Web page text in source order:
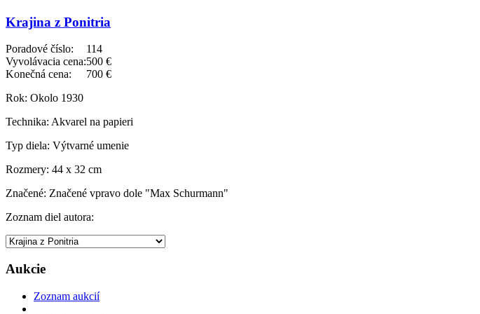
Krajina z Ponitria
Poradové číslo:
114
Vyvolávacia cena:500 €
Konečná cena:
700 €
Rok: Okolo 1930
Technika: Akvarel na papieri
Typ diela: Výtvarné umenie
Rozmery: 44 x 32 cm
Značené: Značené vpravo dole "Max Schurmann"
Zoznam diel autora:
Aukcie
Zoznam aukcií